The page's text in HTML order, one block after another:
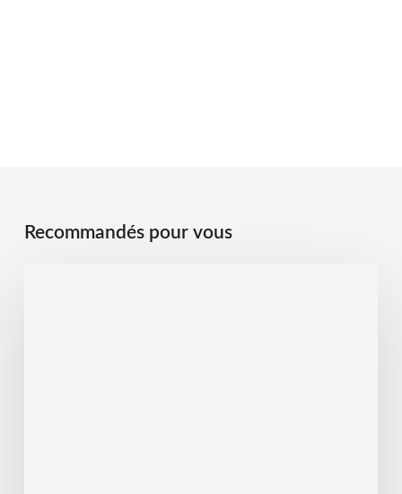
Recommandés pour vous